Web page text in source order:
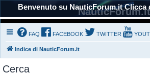
Benvenuto su NauticForum.it
NauticForum.it
FAQ FACEBOOK TWITTER
Indice di NauticForum.it
Cerca